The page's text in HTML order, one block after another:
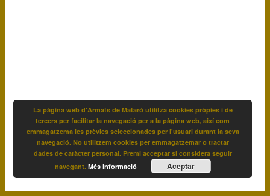
La pàgina web d'Armats de Mataró utilitza cookies pròpies i de
tercers per facilitar la navegació per a la pàgina web, així com
emmagatzema les prèvies seleccionades per l'usuari durant la seva
navegació. No utilitzem cookies per emmagatzemar o tractar
dades de caràcter personal. Premi acceptar si considera seguir
navegant. Més informació Aceptar